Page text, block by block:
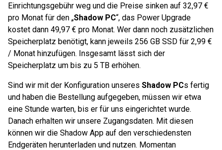
Einrichtungsgebühr weg und die Preise sinken auf 32,97 €
pro Monat für den „Shadow PC“, das Power Upgrade
kostet dann 49,97 € pro Monat. Wer dann noch zusätzlichen
Speicherplatz benötigt, kann jeweils 256 GB SSD für 2,99 €
/ Monat hinzufügen. Insgesamt lässt sich der
Speicherplatz um bis zu 5 TB erhöhen.
Sind wir mit der Konfiguration unseres Shadow PCs fertig
und haben die Bestellung aufgegeben, müssen wir etwa
eine Stunde warten, bis er für uns eingerichtet wurde.
Danach erhalten wir unsere Zugangsdaten. Mit diesen
können wir die Shadow App auf den verschiedensten
Endgeräten herunterladen und nutzen. Momentan